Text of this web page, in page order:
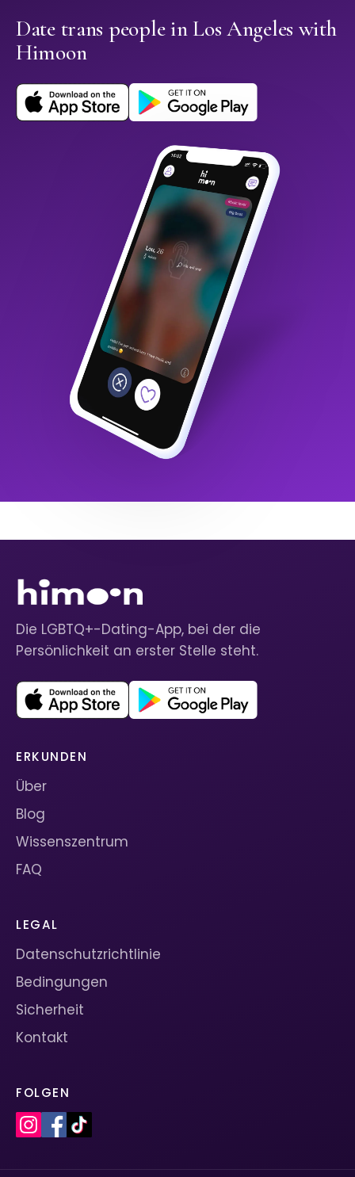
Date trans people in Los Angeles with
Himoon
Die LGBTQ+-Dating-App, bei der die
Persönlichkeit an erster Stelle steht.
ERKUNDEN
Über
Blog
Wissenszentrum
FAQ
LEGAL
Datenschutzrichtlinie
Bedingungen
Sicherheit
Kontakt
FOLGEN